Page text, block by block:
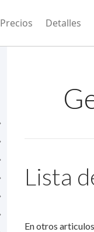
Precios Detalles
Lista
En otros